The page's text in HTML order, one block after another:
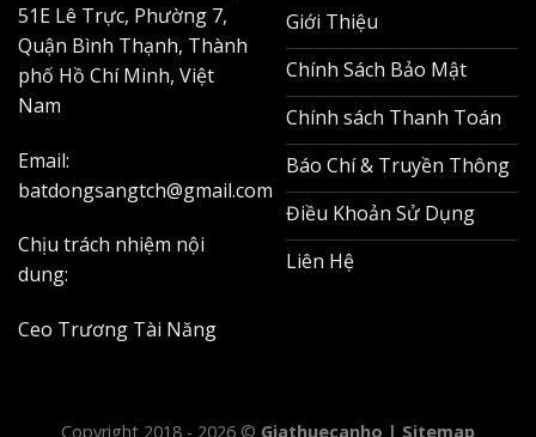
51E Lê Trực, Phường 7,
Quận Bình Thạnh, Thành
phố Hồ Chí Minh, Việt
Nam
Email:
batdongsangtch@gmail.com
Chịu trách nhiệm nội
dung:
Ceo Trương Tài Năng
Giới Thiệu
Chính Sách Bảo Mật
Chính sách Thanh Toán
Báo Chí & Truyền Thông
Điều Khoản Sử Dụng
Liên Hệ
Copyright 2018 - 2026 © Giathuecanho | Sitemap